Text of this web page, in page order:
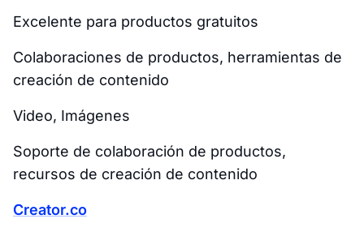
Excelente para productos gratuitos
Colaboraciones de productos, herramientas de
creación de contenido
Video, Imágenes
Soporte de colaboración de productos,
recursos de creación de contenido
Creator.co